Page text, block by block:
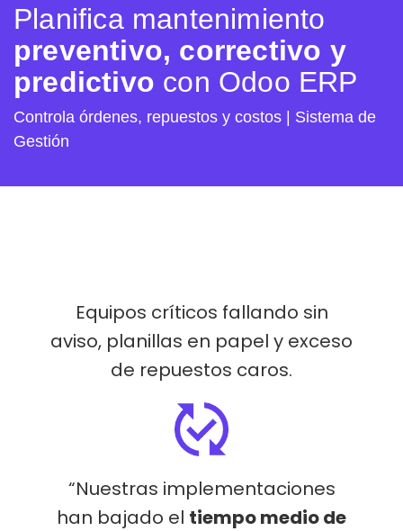
Planifica mantenimiento
preventivo, correctivo y
predictivo con Odoo ERP
Controla órdenes, repuestos y costos | Sistema de
Gestión
Equipos críticos fallando sin
aviso, planillas en papel y exceso
de repuestos caros.
“Nuestras implementaciones
han bajado el tiempo medio de